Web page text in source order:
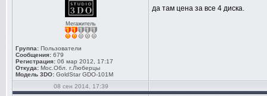
Мегажитель
Группа: Пользователи
Сообщения: 679
Регистрация: 06 мар 2012, 17:17
Откуда: Мос.Обл. г.Люберцы
Модель 3DO: GoldStar GDO-101M
да там цена за все 4 диска.
08 сен 2014, 17:39